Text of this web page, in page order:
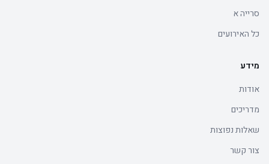
סרייה א
כל האירועים
מידע
אודות
מדריכים
שאלות נפוצות
צור קשר